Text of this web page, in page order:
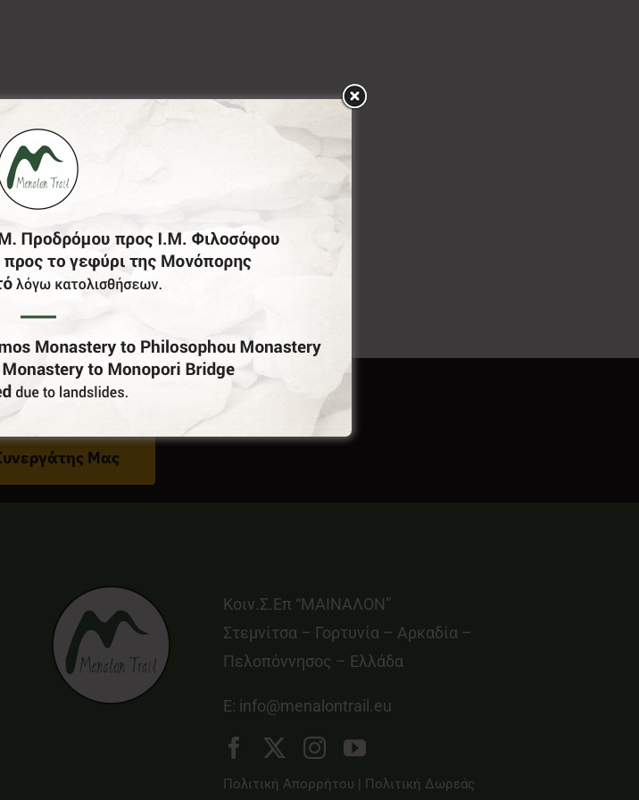
Στο Δήμο Γορτυνίας;
Μας
Κοιν.Σ.Επ “ΜΑΙΝΑΛΟΝ”
Στεμνίτσα – Γορτυνία – Αρκαδία –
Πελοπόννησος – Ελλάδα
E: info@menalontrail.eu
Πολιτική Απορρήτου | Πολιτική Δωρεάς